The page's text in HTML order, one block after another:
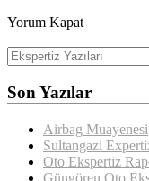
Yorum Kapat
Son Yazılar
Airbag Muayenesi
Sultangazi
Oto Ekspertiz
Güngören Oto